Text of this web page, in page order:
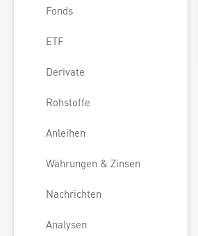
Fonds
ETF
Derivate
Rohstoffe
Anleihen
Währungen & Zinsen
Nachrichten
Analysen